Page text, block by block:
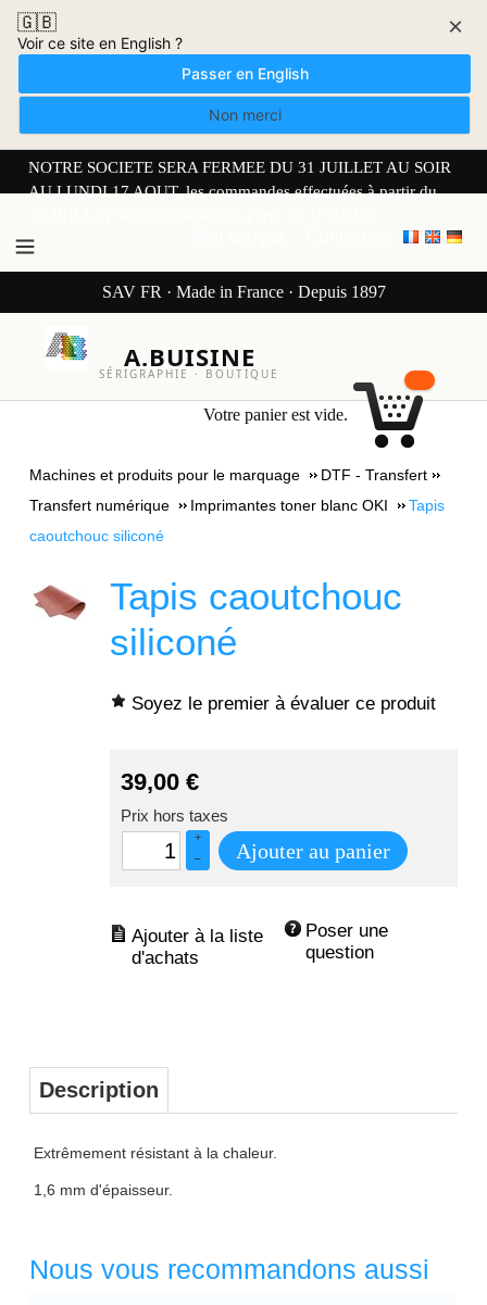
🇬🇧
Voir ce site en English ?
Passer en English
Non merci
×
NOTRE SOCIETE SERA FERMEE DU 31 JUILLET AU SOIR
AU LUNDI 17 AOUT. les commandes effectuées à partir du
SAV FR · Made in France · Depuis 1897
A.BUISINE
SÉRIGRAPHIE · BOUTIQUE
Votre panier est vide.
Machines et produits pour le marquage
DTF - Transfert
Transfert numérique
Imprimantes toner blanc OKI
Tapis
caoutchouc siliconé
Tapis caoutchouc
siliconé
Soyez le premier à évaluer ce produit
39,00 €
Prix hors taxes
+
–
Ajouter au panier
Poser une
question
Description
Extrêmement résistant à la chaleur.
1,6 mm d'épaisseur.
Nous vous recommandons aussi